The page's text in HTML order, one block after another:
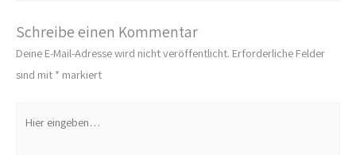
Schreibe einen Kommentar
Deine E-Mail-Adresse wird nicht veröffentlicht. Erforderliche Felder
sind mit * markiert
eingeben…